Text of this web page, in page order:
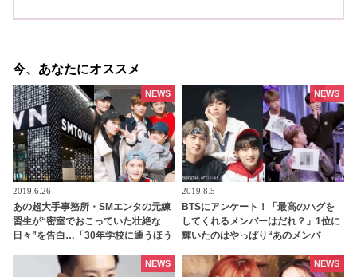
今、あなたにオススメ
2019.6.26
あの超大手事務所・SMエンタの元練
習生が“密室でおこっていた壮絶な
日々”を告白…「30年学校に通うほう
NEWS
2019.8.5
BTSにアンケート！「最高のハグを
してくれるメンバーはだれ？」1位に
輝いたのはやっぱり“あのメンバ
にファン感動
NEWS
NEWS NEWS